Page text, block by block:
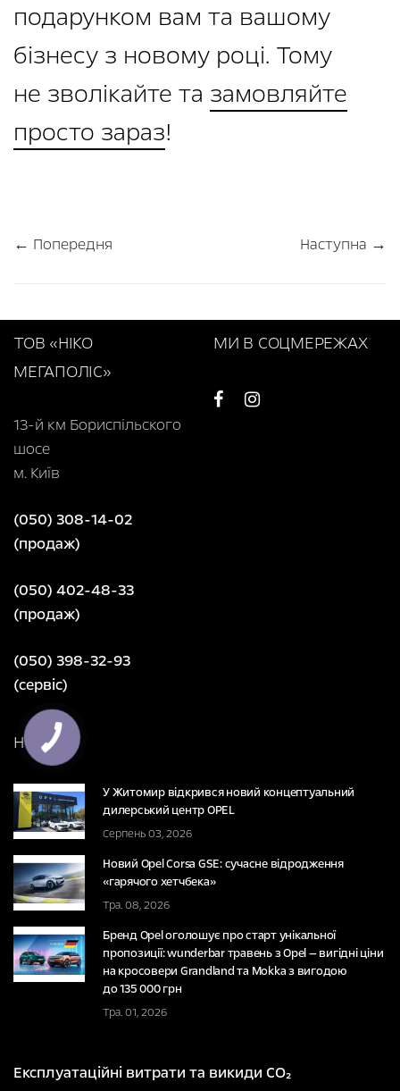
подарунком вам та вашому
бізнесу з новому році. Тому
не зволікайте та замовляйте
просто зараз!
← Попередня Наступна →
ТОВ «НІКО
МЕГАПОЛІС»
13-й км Бориспільского
шосе
м. Київ
(050) 308-14-02
(продаж)
(050) 402-48-33
(продаж)
(050) 398-32-93
(сервіс)
МИ В СОЦМЕРЕЖАХ
НОВИНИ
У Житомир відкрився новий концептуальний
дилерський центр OPEL
Серпень 03, 2026
Новий Opel Corsa GSE: сучасне відродження
«гарячого хетчбека»
Тра. 08, 2026
Бренд Opel оголошує про старт унікальної
пропозиції: wunderbar травень з Opel — вигідні ціни
на кросовери Grandland та Mokka з вигодою
до 135 000 грн
Тра. 01, 2026
Експлуатаційні витрати та викиди CO₂